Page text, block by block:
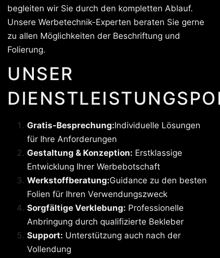
begleiten wir Sie durch den kompletten Ablauf.
Unsere Werbetechnik-Experten beraten Sie gerne
zu allen Möglichkeiten der Beschriftung und
Folierung.
UNSER
Gratis-Besprechung:Individuelle Lösungen
für Ihre Anforderungen
Gestaltung & Konzeption: Erstklassige
Entwicklung Ihrer Werbebotschaft
Werkstoffberatung:Guidance zu den besten
Folien für Ihren Verwendungszweck
Sorgfältige Verklebung: Professionelle
Anbringung durch qualifizierte Bekleber
Support: Unterstützung auch nach der
Vollendung